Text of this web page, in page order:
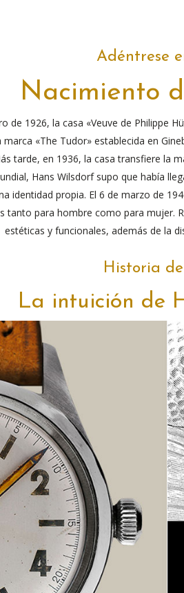
Adéntrese
Nacimiento
de 1926, la casa «Veuve de Philippe
marca «The Tudor» establecida en
tarde, en 1936, la casa transfiere la
Hans Wilsdorf supo que había
identidad propia. El 6 de marzo de
tanto para hombre como para mujer.
estéticas y funcionales, además de la
Historia
La intuición de